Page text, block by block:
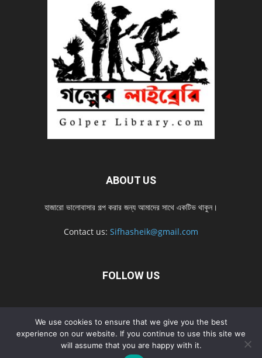
ABOUT US
হাজারো ভালোবাসার গল্প করার জন্য আমাদের সাথে একটিভ থাকুন।
Contact us: Sifhasheik@gmail.com
FOLLOW US
Home Contact us Privacy Policy শ্রেনী
শ্রেনী – mobile
Home – mobile
নতুন সব গল্প নতুন সব গল্প – mobile
নতুন সব গল্প 2022
নতুন সব গল্প 2022 – mobile
We use cookies to ensure that we give you the best
experience on our website. If you continue to use this site we
will assume that you are happy with it.